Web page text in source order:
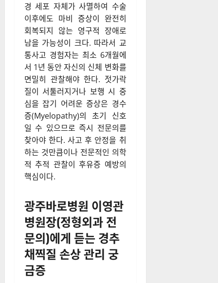
경 세포 자체가 사멸하여 수술
이후에도 마비 증상이 완전히
회복되지 않는 영구적 장애로
남을 가능성이 크다. 따라서 교
통사고 경험자는 최소 6개월에
서 1년 동안 자신의 신체 변화를
면밀히 관찰해야 한다. 젓가락
질이 서툴러지거나 보행 시 중
심을 잡기 어려운 증상은 경수
증(Myelopathy)의 초기 신호
일 수 있으므로 즉시 전문의를
찾아야 한다. 사고 후 안정을 취
하는 것만큼이나 전문적인 의학
적 추적 관찰이 후유증 예방의
핵심이다.
광주바로병원 이영관
병원장(정형외과 전
문의)에게 듣는 경추
채찍질 손상 관리 궁
금증